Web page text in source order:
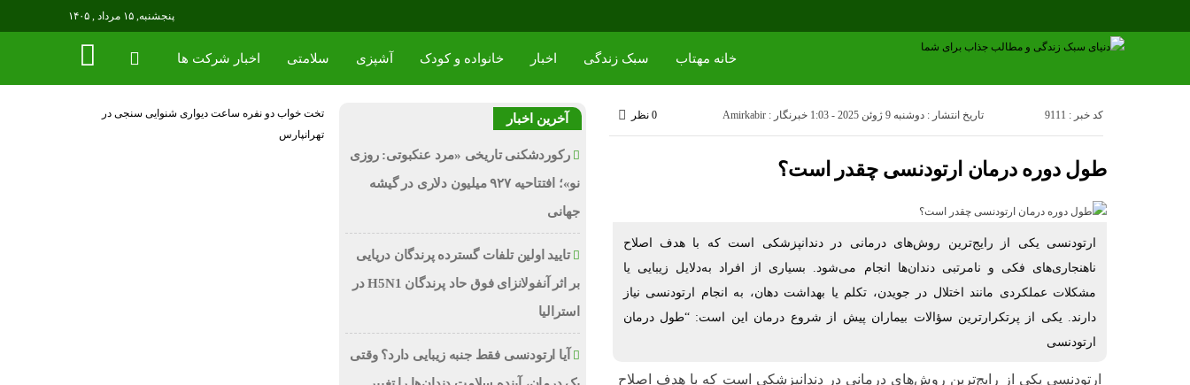
پنجشنبه, ۱۵ مرداد , ۱۴۰۵
خانه مهتاب سبک زندگی اخبار خانواده و کودک آشپزی سلامتی اخبار شرکت ها
تاریخ انتشار : دوشنبه 9 ژوئن 2025 - 1:03 خبرنگار : Amirkabir کد خبر : 9111 0 نظر
طول دوره درمان ارتودنسی چقدر است؟
ارتودنسی یکی از رایج‌ترین روش‌های درمانی در دندانپزشکی است که با هدف اصلاح
ناهنجاری‌های فکی و نامرتبی دندان‌ها انجام می‌شود. بسیاری از افراد به‌دلایل زیبایی یا
مشکلات عملکردی مانند اختلال در جویدن، تکلم یا بهداشت دهان، به انجام ارتودنسی نیاز
دارند. یکی از پرتکرارترین سؤالات بیماران پیش از شروع درمان این است: “طول درمان
ارتودنسی
ارتودنسی یکی از رایج‌ترین روش‌های درمانی در دندانپزشکی است که با هدف اصلاح
آخرین اخبار
رکوردشکنی تاریخی «مرد عنکبوتی: روزی
نو»؛ افتتاحیه ۹۲۷ میلیون دلاری در گیشه
جهانی
تایید اولین تلفات گسترده پرندگان دریایی
بر اثر آنفولانزای فوق حاد پرندگان H5N1 در
استرالیا
آیا ارتودنسی فقط جنبه زیبایی دارد؟ وقتی
تخت خواب دو نفرهساعت دیواریشنوایی سنجی در
تهرانپارس